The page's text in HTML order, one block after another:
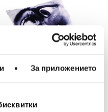
За приложението
Seletti
МЕБЕЛИ ЗА ДОМА И